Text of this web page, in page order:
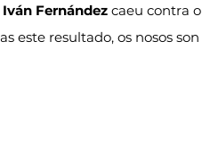
Iván Fernández caeu contra o
este resultado, os nosos son